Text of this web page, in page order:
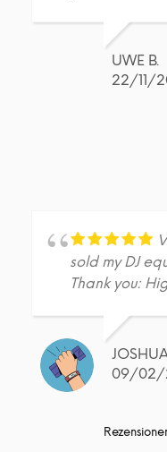
UWE B.
22/11/
sold my DJ
Thank you:
09/02/